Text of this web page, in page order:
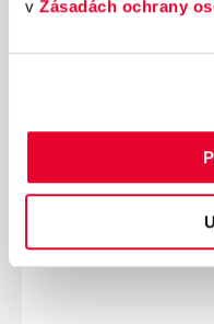
v Zásadách ochrany
Přidat k porovnání